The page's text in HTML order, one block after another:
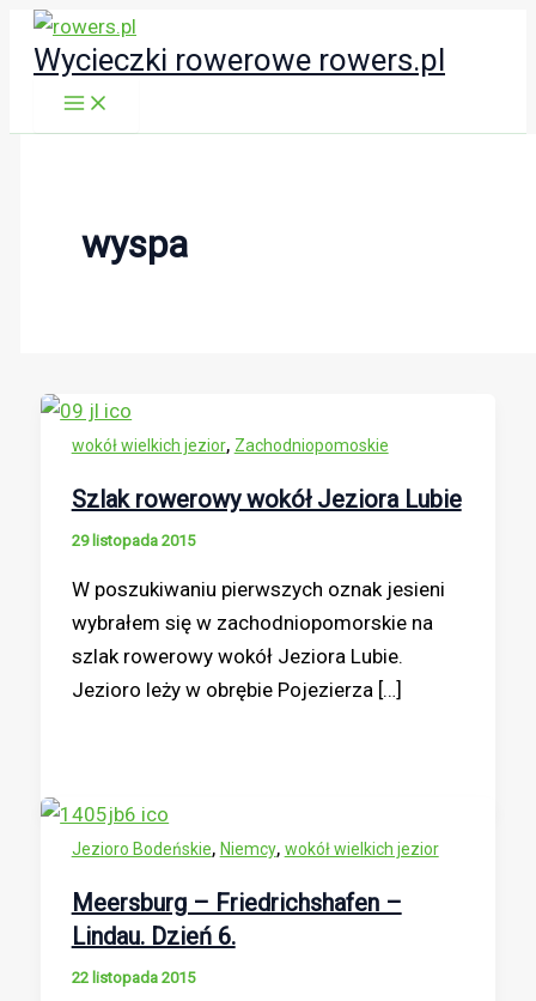
Przejdź
Wycieczki rowerowe rowers.pl
wyspa
wokół wielkich jezior, Zachodniopomoskie
Szlak rowerowy wokół Jeziora Lubie
29 listopada 2015
W poszukiwaniu pierwszych oznak jesieni
wybrałem się w zachodniopomorskie na
szlak rowerowy wokół Jeziora Lubie.
Jezioro leży w obrębie Pojezierza […]
Jezioro Bodeńskie, Niemcy, wokół wielkich jezior
Meersburg – Friedrichshafen –
Lindau. Dzień 6.
22 listopada 2015